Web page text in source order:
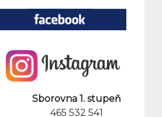
Sborovna 1. stupeň
465 532 541